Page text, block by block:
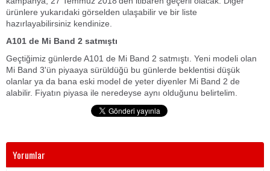
ürünlere yukarıdaki görselden ulaşabilir ve bir liste
hazırlayabilirsiniz kendinize.
A101 de Mi Band 2 satmıştı
Geçtiğimiz günlerde A101 de Mi Band 2 satmıştı. Yeni modeli olan
Mi Band 3'ün piyaaya sürüldüğü bu günlerde beklentisi düşük
olanlar ya da bana eski model de yeter diyenler Mi Band 2 de
alabilir. Fiyatın piyasa ile neredeyse aynı olduğunu belirtelim.
Yorumlar